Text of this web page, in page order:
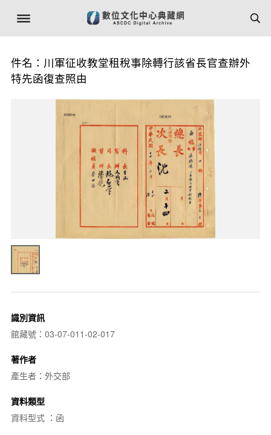
件名：川軍征收教堂租稅事除轉行該省長官查辦外
特先函復查照由
識別資訊
館藏號：03-07-011-02-017
著作者
產生者：外交部
資料類型
資料型式 ：函